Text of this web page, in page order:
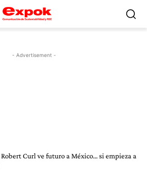
- Advertisement -
Robert Curl ve futuro a México... si empieza a